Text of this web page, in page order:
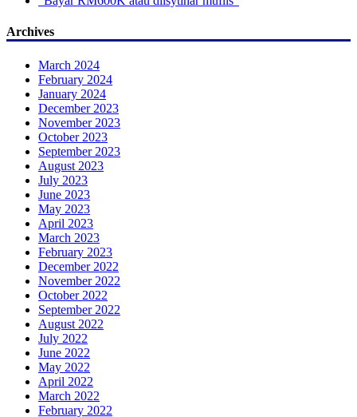
Archives
March 2024
February 2024
January 2024
December 2023
November 2023
October 2023
September 2023
August 2023
July 2023
June 2023
May 2023
April 2023
March 2023
February 2023
December 2022
November 2022
October 2022
September 2022
August 2022
July 2022
June 2022
May 2022
April 2022
March 2022
February 2022